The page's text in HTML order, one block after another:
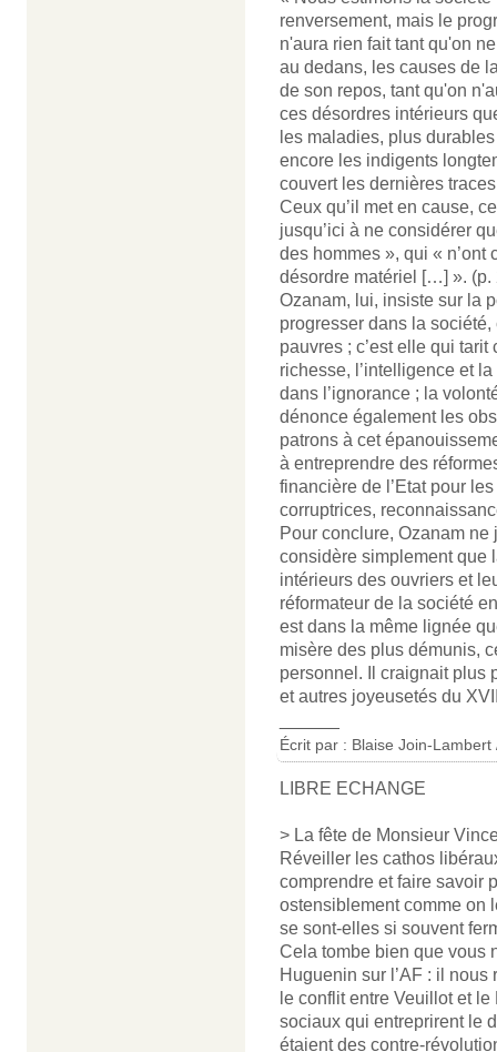
renversement, mais le
n'aura rien fait tant qu'on
au dedans, les causes de
de son repos, tant qu'on
ces désordres intérieurs
les maladies, plus
encore les indigents
couvert les dernières
Ceux qu’il met en cause,
jusqu’ici à ne considérer
des hommes », qui «
désordre matériel […] ». (p.
Ozanam, lui, insiste sur la
progresser dans la
pauvres ; c’est elle qui
richesse, l’intelligence et
dans l’ignorance ; la
dénonce également les
patrons à cet
à entreprendre des
financière de l’Etat pour
corruptrices,
Pour conclure, Ozanam ne
considère simplement que
intérieurs des ouvriers et
réformateur de la société
est dans la même lignée
misère des plus démunis,
personnel. Il craignait plus
et autres joyeusetés du
Écrit par : Blaise Join-Lambert
LIBRE ECHANGE
> La fête de Monsieur
Réveiller les cathos
comprendre et faire savoir
ostensiblement comme on
se sont-elles si souvent
Cela tombe bien que vous
Huguenin sur l’AF : il
le conflit entre Veuillot et
sociaux qui entreprirent le
étaient des contre-